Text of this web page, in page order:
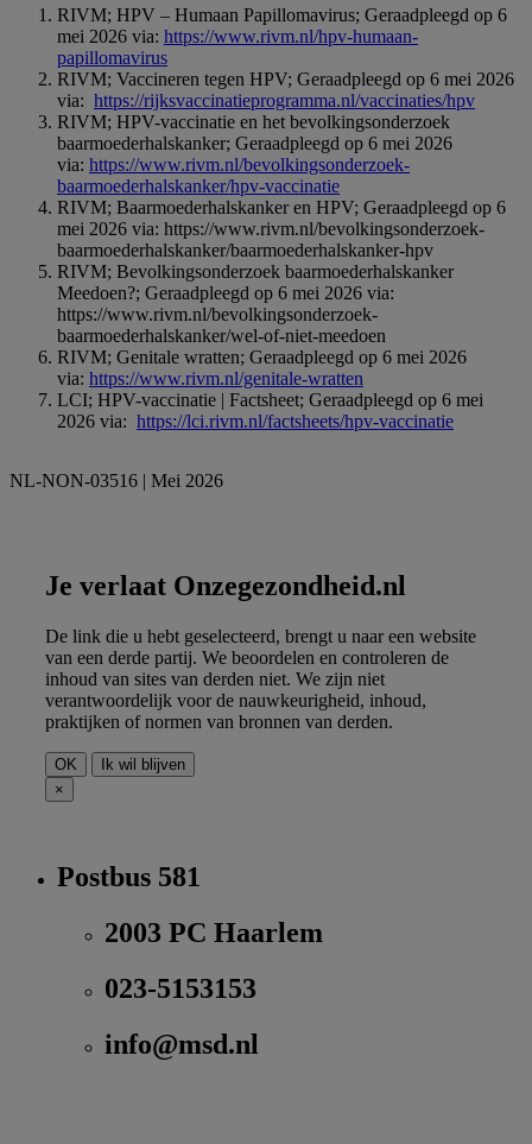
RIVM; HPV – Humaan Papillomavirus; Geraadpleegd op 6
mei 2026 via: https://www.rivm.nl/hpv-humaan-
papillomavirus
RIVM; Vaccineren tegen HPV; Geraadpleegd op 6 mei 2026
via: https://rijksvaccinatieprogramma.nl/vaccinaties/hpv
RIVM; HPV-vaccinatie en het bevolkingsonderzoek
baarmoederhalskanker; Geraadpleegd op 6 mei 2026
via: https://www.rivm.nl/bevolkingsonderzoek-
baarmoederhalskanker/hpv-vaccinatie
RIVM; Baarmoederhalskanker en HPV; Geraadpleegd op 6
mei 2026 via: https://www.rivm.nl/bevolkingsonderzoek-
baarmoederhalskanker/baarmoederhalskanker-hpv
RIVM; Bevolkingsonderzoek baarmoederhalskanker
Meedoen?; Geraadpleegd op 6 mei 2026 via:
https://www.rivm.nl/bevolkingsonderzoek-
baarmoederhalskanker/wel-of-niet-meedoen
RIVM; Genitale wratten; Geraadpleegd op 6 mei 2026
via: https://www.rivm.nl/genitale-wratten
LCI; HPV-vaccinatie | Factsheet; Geraadpleegd op 6 mei
2026 via: https://lci.rivm.nl/factsheets/hpv-vaccinatie
NL-NON-03516 | Mei 2026
Je verlaat Onzegezondheid.nl
De link die u hebt geselecteerd, brengt u naar een website
van een derde partij. We beoordelen en controleren de
inhoud van sites van derden niet. We zijn niet
verantwoordelijk voor de nauwkeurigheid, inhoud,
praktijken of normen van bronnen van derden.
OK
Ik wil blijven
×
Postbus 581
2003 PC Haarlem
023-5153153
info@msd.nl